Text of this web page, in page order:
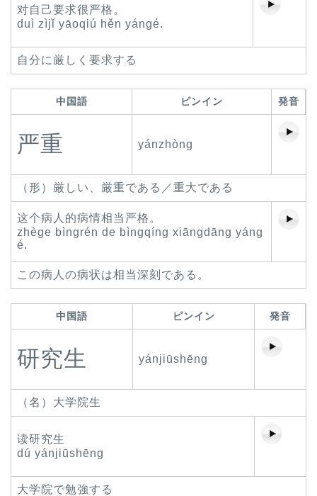
对自己要求很严格。
duì zìjǐ yāoqiú hěn yángé.
自分に厳しく要求する
中国語 ピンイン 発音
严重 yánzhòng
（形）厳しい、厳重である／重大である
这个病人的病情相当严格。
zhège bìngrén de bìngqíng xiāngdāng yáng
é.
この病人の病状は相当深刻である。
中国語 ピンイン 発音
研究生 yánjiūshēng
（名）大学院生
读研究生
dú yánjiūshēng
大学院で勉強する